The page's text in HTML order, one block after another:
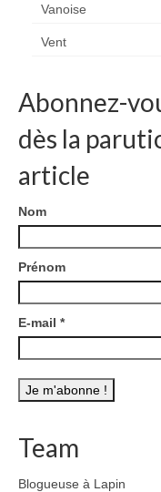
Vanoise
Vent
Abonnez-
dès la
article
Nom
Prénom
E-mail *
Team
Blogueuse à Lapin